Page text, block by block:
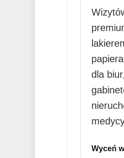
dla
Wyceń